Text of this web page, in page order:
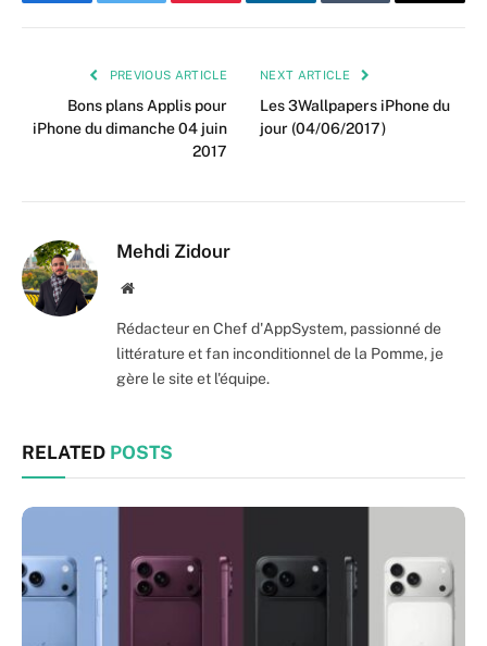
PREVIOUS ARTICLE
Bons plans Applis pour
iPhone du dimanche 04 juin
2017
NEXT ARTICLE
Les 3Wallpapers iPhone du
jour (04/06/2017)
Mehdi Zidour
Website
Rédacteur en Chef d'AppSystem, passionné de
littérature et fan inconditionnel de la Pomme, je
gère le site et l'équipe.
RELATED POSTS